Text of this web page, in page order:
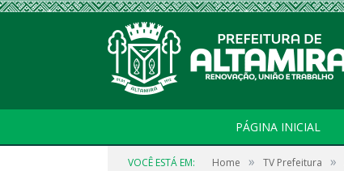
PÁGINA INICIAL
VOCÊ ESTÁ EM: Home » TV Prefeitura »